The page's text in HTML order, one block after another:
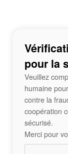
pour la
Veuillez
humaine
contre la
coopération
sécurisé.
Merci pour